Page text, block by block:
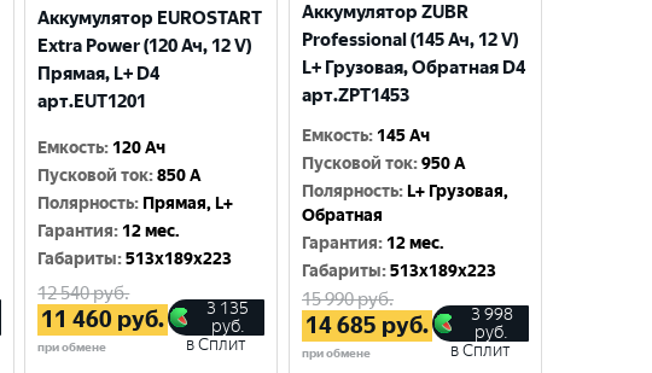
Аккумулятор EUROSTART
Extra Power (120 Ач, 12 V)
Прямая, L+ D4
арт.EUT1201
Емкость: 120 Ач
Пусковой ток:850 A
Полярность: Прямая, L+
Гарантия: 12 мес.
Габариты:513x189x223
12 540руб.
11 460 руб.
при обмене
3 135
руб.
в Сплит
Аккумулятор ZUBR
Professional (145 Ач, 12 V)
L+ Грузовая, Обратная D4
арт.ZPT1453
Емкость: 145 Ач
Пусковой ток:950 A
Полярность: L+ Грузовая,
Обратная
Гарантия: 12 мес.
Габариты:513x189x223
15 990руб.
14 685 руб.
при обмене
3 998
руб.
в Сплит